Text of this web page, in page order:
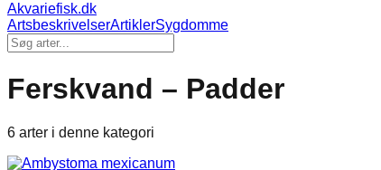
Akvariefisk.dk
ArtsbeskrivelserArtiklerSygdomme
Ferskvand – Padder
6 arter i denne kategori